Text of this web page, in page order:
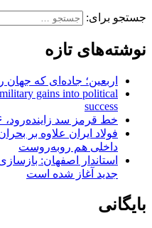
جستجو برای:
نوشته‌های تازه
اربعین؛ جاده‌ای که جهان
gains into political
success
خط قرمز سد زاینده‌رود، ۲۳۶ میلیون مترمکعب است
فولاد ایران علاوه بر
داخلی هم روبه‌روست
استاندار اصفهان:
جدید آغاز شده است
بایگانی